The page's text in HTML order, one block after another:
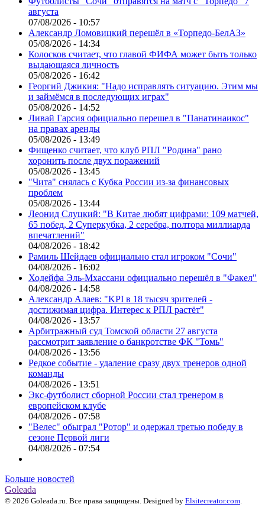
августа
07/08/2026 - 10:57
Александр Ломовицкий перешёл в «Торпедо-БелАЗ»
05/08/2026 - 14:34
Колосков считает, что главой ФИФА может быть только
выдающаяся личность
05/08/2026 - 16:42
Георгий Джикия: "Надо исправлять ситуацию. Этим мы
и займёмся в последующих играх"
05/08/2026 - 14:52
Ливай Гарсия официально перешел в "Панатинаикос"
на правах аренды
05/08/2026 - 13:49
Фищенко считает, что клуб РПЛ "Родина" рано
хоронить после двух поражений
05/08/2026 - 13:45
"Чита" снялась с Кубка России из-за финансовых
проблем
05/08/2026 - 13:44
Леонид Слуцкий: "В Китае любят цифрами: 109 матчей,
65 побед, 2 Суперкубка, 2 серебра, полтора миллиарда
впечатлений"
04/08/2026 - 18:42
Рамиль Шейдаев официально стал игроком "Сочи"
04/08/2026 - 16:02
Ходейфа Эль-Мхассани официально перешёл в "Факел"
04/08/2026 - 14:58
Александр Алаев: "KPI в 18 тысяч зрителей -
достижимая цифра. Интерес к РПЛ растёт"
04/08/2026 - 13:57
Арбитражный суд Томской области 27 августа
рассмотрит заявление о банкротстве ФК "Томь"
04/08/2026 - 13:56
Редкое событие - удаление сразу двух тренеров одной
команды
04/08/2026 - 13:51
Экс-футболист сборной России стал тренером в
европейском клубе
04/08/2026 - 07:58
"Велес" обыграл "Ротор" и одержал третью победу в
сезоне Первой лиги
04/08/2026 - 07:54
Больше новостей
Goleada
© 2026 Goleada.ru. Все права защищены. Designed by Elsitecreator.com